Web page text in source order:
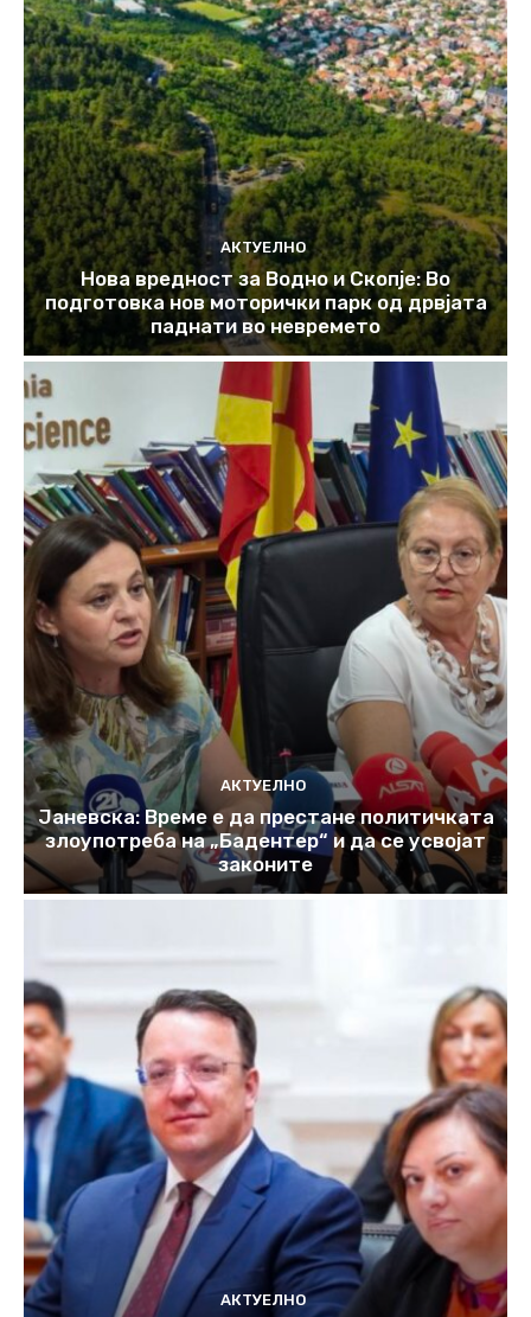
АКТУЕЛНО
Нова вредност за Водно и Скопје: Во
подготовка нов моторички парк од дрвјата
паднати во невремето
АКТУЕЛНО
Јаневска: Време е да престане политичката
злоупотреба на „Бадентер“ и да се усвојат
законите
АКТУЕЛНО